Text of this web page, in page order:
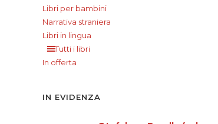
Libri per bambini
Narrativa straniera
Libri in lingua
Tutti i libri
In offerta
IN EVIDENZA